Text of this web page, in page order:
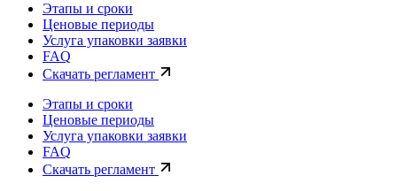
Этапы и сроки
Ценовые периоды
Услуга упаковки заявки
FAQ
Скачать регламент
Этапы и сроки
Ценовые периоды
Услуга упаковки заявки
FAQ
Скачать регламент